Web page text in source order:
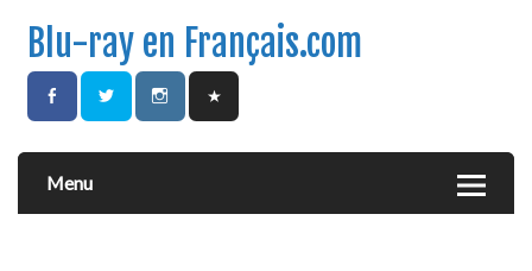
Blu-ray en Français.com
Menu